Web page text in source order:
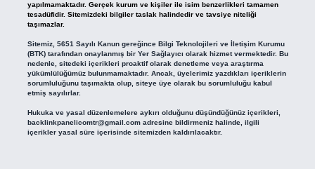
yapılmamaktadır. Gerçek kurum ve kişiler ile isim benzerlikleri tamamen
tesadüfidir. Sitemizdeki bilgiler taslak halindedir ve tavsiye niteliği
taşımazlar.
Sitemiz, 5651 Sayılı Kanun gereğince Bilgi Teknolojileri ve İletişim Kurumu
(BTK) tarafından onaylanmış bir Yer Sağlayıcı olarak hizmet vermektedir. Bu
nedenle, sitedeki içerikleri proaktif olarak denetleme veya araştırma
yükümlülüğümüz bulunmamaktadır. Ancak, üyelerimiz yazdıkları içeriklerin
sorumluluğunu taşımakta olup, siteye üye olarak bu sorumluluğu kabul
etmiş sayılırlar.
Hukuka ve yasal düzenlemelere aykırı olduğunu düşündüğünüz içerikleri,
backlinkpanelicomtr@gmail.comadresine bildirmeniz halinde, ilgili
içerikler yasal süre içerisinde sitemizden kaldırılacaktır.